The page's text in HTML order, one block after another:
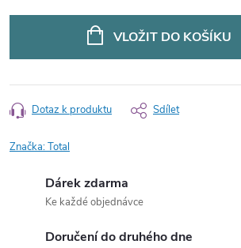
VLOŽIT DO KOŠÍKU
Dotaz k produktu Sdílet
Značka:Total
Dárek zdarma
Ke každé objednávce
Doručení do druhého dne